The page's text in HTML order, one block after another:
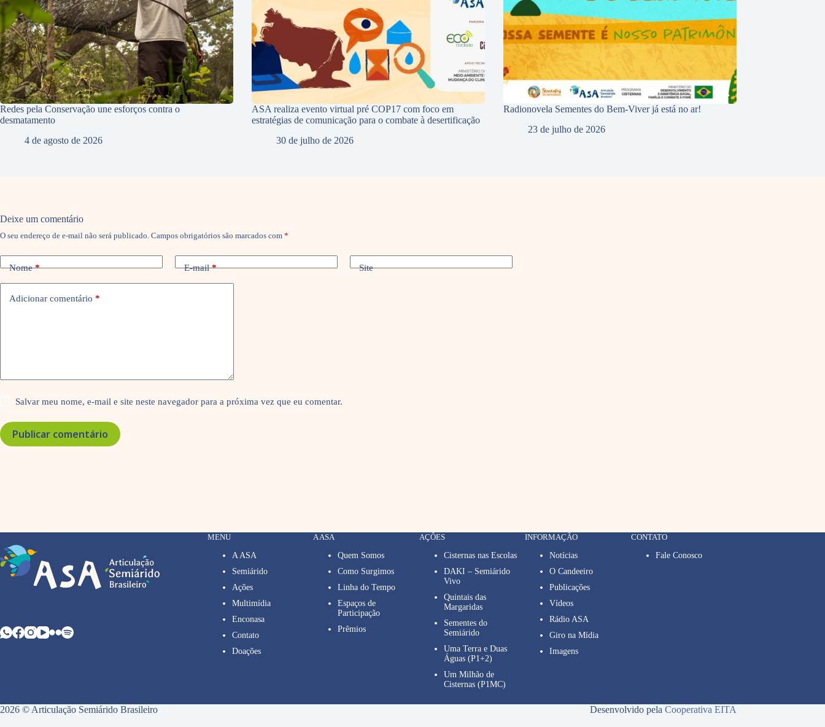
Redes pela Conservação une esforços contra o
desmatamento
4 de agosto de 2026
ASA realiza evento virtual pré COP17 com foco em
estratégias de comunicação para o combate à desertificação
30 de julho de 2026
Radionovela Sementes do Bem-Viver já está no ar!
23 de julho de 2026
Deixe um comentário
O seu endereço de e-mail não será publicado. Campos obrigatórios são marcados com *
Nome* E-mail* Site
Adicionar comentário *
Salvar meu nome, e-mail e site neste navegador para a próxima vez que eu comentar.
Publicar comentário
MENU
A ASA
Semiárido
Ações
Multimídia
Enconasa
Contato
Doações
A ASA
Quem Somos
Como Surgimos
Linha do Tempo
Espaços de
Participação
Prêmios
AÇÕES
Cisternas nas Escolas
DAKI – Semiárido
Vivo
Quintais das
Margaridas
Sementes do
Semiárido
Uma Terra e Duas
Águas (P1+2)
Um Milhão de
Cisternas (P1MC)
INFORMAÇÃO
Notícias
O Candeeiro
Publicações
Vídeos
Rádio ASA
Giro na Mídia
Imagens
CONTATO
Fale Conosco
2026 © Articulação Semiárido Brasileiro Desenvolvido pela Cooperativa EITA